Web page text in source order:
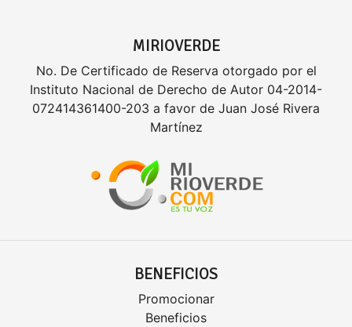
MIRIOVERDE
No. De Certificado de Reserva otorgado por el
Instituto Nacional de Derecho de Autor 04-2014-
072414361400-203 a favor de Juan José Rivera
Martínez
BENEFICIOS
Promocionar
Beneficios